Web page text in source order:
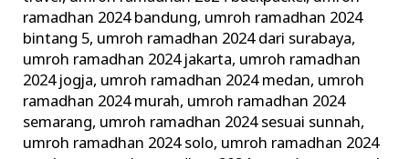
ramadhan 2024 bandung, umroh ramadhan 2024
bintang 5, umroh ramadhan 2024 dari surabaya,
umroh ramadhan 2024 jakarta, umroh ramadhan
2024 jogja, umroh ramadhan 2024 medan, umroh
ramadhan 2024 murah, umroh ramadhan 2024
semarang, umroh ramadhan 2024 sesuai sunnah,
umroh ramadhan 2024 solo, umroh ramadhan 2024